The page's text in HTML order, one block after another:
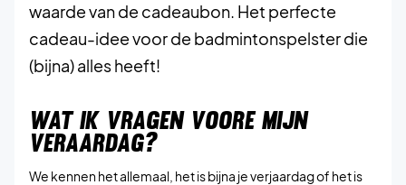
waarde van de cadeaubon. Het perfecte
cadeau-idee voor de badmintonspelster die
(bijna) alles heeft!
WAT IK VRAGEN VOORE MIJN
VERAARDAG?
We kennen het allemaal, het is bijna je verjaardag of het is